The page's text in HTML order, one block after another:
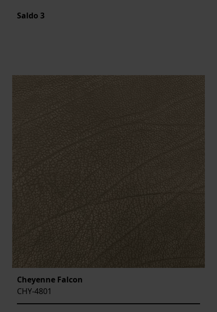
Saldo 3
Cheyenne Falcon
CHY-4801